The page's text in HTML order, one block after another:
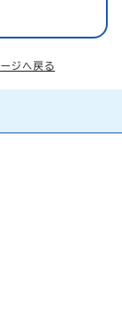
ージへ戻る